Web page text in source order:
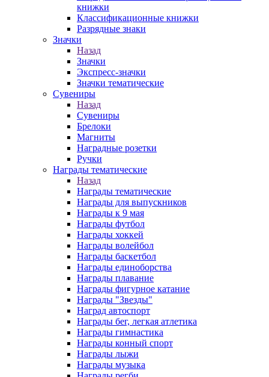
книжки
Классификационные книжки
Разрядные знаки
Значки
Назад
Значки
Экспресс-значки
Значки тематические
Сувениры
Назад
Сувениры
Брелоки
Магниты
Наградные розетки
Ручки
Награды тематические
Назад
Награды тематические
Награды для выпускников
Награды к 9 мая
Награды футбол
Награды хоккей
Награды волейбол
Награды баскетбол
Награды единоборства
Награды плавание
Награды фигурное катание
Награды "Звезды"
Наград автоспорт
Награды бег, легкая атлетика
Награды гимнастика
Награды конный спорт
Награды лыжи
Награды музыка